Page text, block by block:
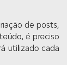
de posts,
é preciso
utilizado cada